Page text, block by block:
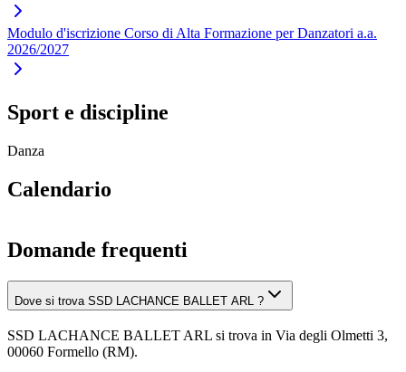
Modulo d'iscrizione Corso di Alta Formazione per Danzatori a.a.
2026/2027
Sport e discipline
Danza
Calendario
Domande frequenti
Dove si trova SSD LACHANCE BALLET ARL ?
SSD LACHANCE BALLET ARL si trova in Via degli Olmetti 3,
00060 Formello (RM).